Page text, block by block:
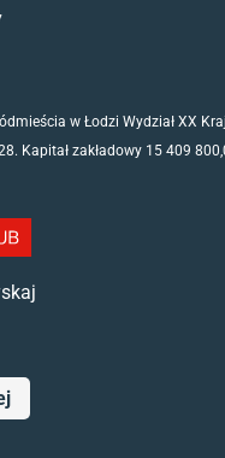
w Łodzi Wydział XX
Kapitał zakładowy 15 409